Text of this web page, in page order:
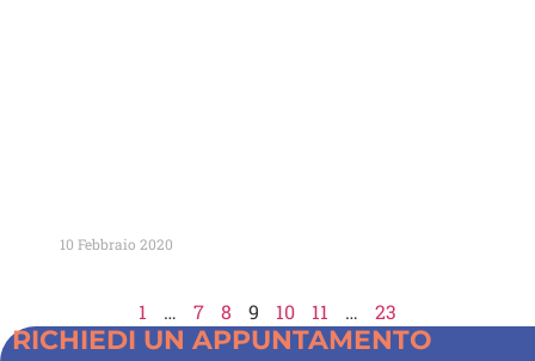
10 Febbraio 2020
1 … 7 8 9 10 11 … 23
RICHIEDI UN APPUNTAMENTO